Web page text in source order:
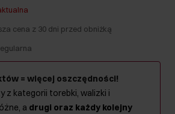
cena z 30 dni przed obniżką
= więcej oszczędności!
z kategorii torebki, walizki i
a drugi oraz każdy kolejny